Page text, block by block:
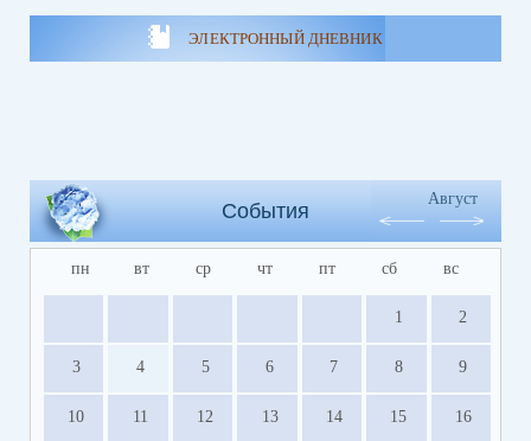
ЭЛЕКТРОННЫЙ ДНЕВНИК
События
Август
пн вт ср чт пт сб вс
1 2
3 4 5 6 7 8 9
10 11 12 13 14 15 16